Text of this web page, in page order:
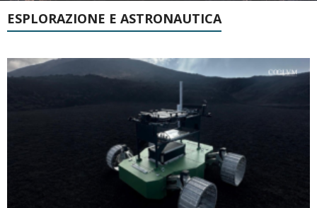
ESPLORAZIONE E ASTRONAUTICA